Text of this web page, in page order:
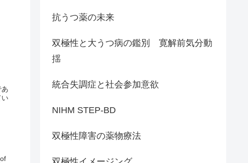
い
抗うつ薬の未来
双極性と大うつ病の鑑別 寛解前気分動
揺
統合失調症と社会参加意欲
NIHM STEP-BD
双極性障害の薬物療法